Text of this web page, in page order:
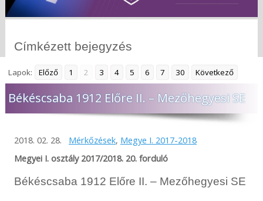
Címkézett bejegyzés
Lapok: Előző 1 2 3 4 5 6 7 30 Következő
Békéscsaba 1912 Előre II. – Mezőhegyesi SE
2018. 02. 28. Mérkőzések, Megye I. 2017-2018
Megyei I. osztály 2017/2018. 20. forduló
Békéscsaba 1912 Előre II. – Mezőhegyesi SE